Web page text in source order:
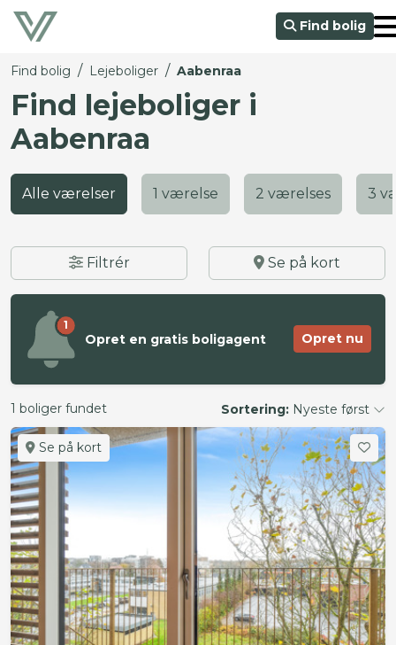
Find bolig
Find bolig / Lejeboliger / Aabenraa
Find lejeboliger i
Aabenraa
Alle værelser 1 værelse 2 værelses 3
Filtrér Se på kort
1
Opret en gratis boligagent Opret nu
1 boliger fundet Sortering: Nyeste først
Se på kort